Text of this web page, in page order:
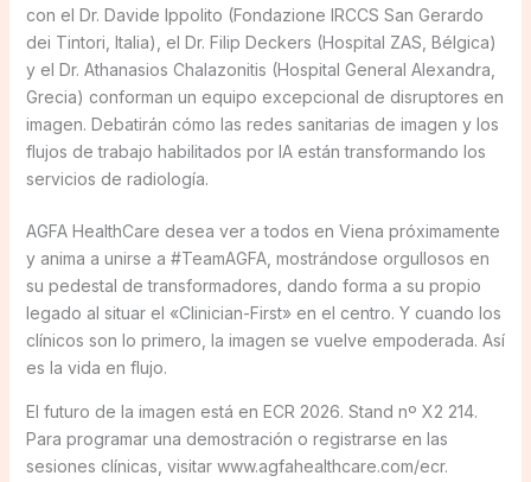
con el Dr. Davide Ippolito (Fondazione IRCCS San Gerardo
dei Tintori, Italia), el Dr. Filip Deckers (Hospital ZAS, Bélgica)
y el Dr. Athanasios Chalazonitis (Hospital General Alexandra,
Grecia) conforman un equipo excepcional de disruptores en
imagen. Debatirán cómo las redes sanitarias de imagen y los
flujos de trabajo habilitados por IA están transformando los
servicios de radiología.
AGFA HealthCare desea ver a todos en Viena próximamente
y anima a unirse a #TeamAGFA, mostrándose orgullosos en
su pedestal de transformadores, dando forma a su propio
legado al situar el «Clinician-First» en el centro. Y cuando los
clínicos son lo primero, la imagen se vuelve empoderada. Así
es la vida en flujo.
El futuro de la imagen está en ECR 2026. Stand nº X2 214.
Para programar una demostración o registrarse en las
sesiones clínicas, visitar www.agfahealthcare.com/ecr.